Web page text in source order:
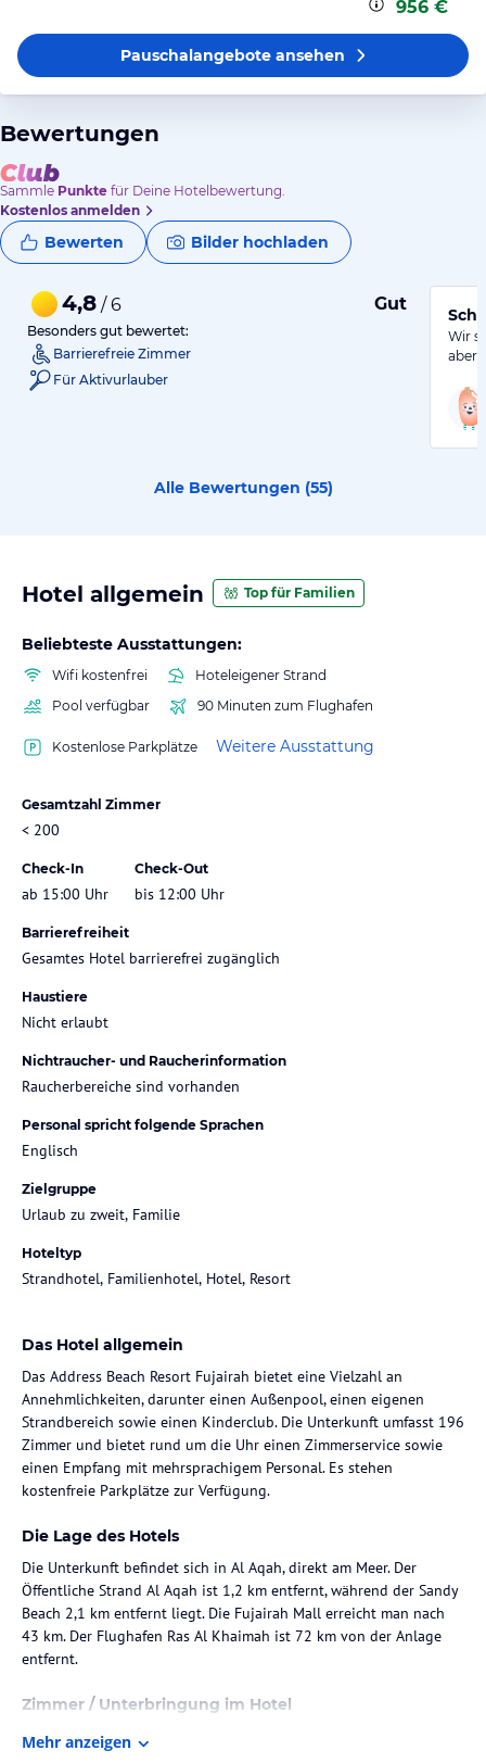
956 €
Pauschalangeboteansehen
Bewertungen
Sammle Punkte für Deine Hotelbewertung.
Kostenlos anmelden
Bewerten Bilder hochladen
4,8 / 6 Gut
Besonders gut bewertet:
Barrierefreie Zimmer
Für Aktivurlauber
Wir
aber
Alle Bewertungen (55)
Hotel allgemein Top für Familien
Beliebteste Ausstattungen:
Wifi kostenfrei
Hoteleigener Strand
Pool verfügbar
90 Minuten zum Flughafen
Kostenlose Parkplätze Weitere Ausstattung
Gesamtzahl Zimmer
< 200
Check-In
ab 15:00 Uhr
Check-Out
bis 12:00 Uhr
Barrierefreiheit
Gesamtes Hotel barrierefrei zugänglich
Haustiere
Nicht erlaubt
Nichtraucher- und Raucherinformation
Raucherbereiche sind vorhanden
Personal spricht folgende Sprachen
Englisch
Zielgruppe
Urlaub zu zweit, Familie
Hoteltyp
Strandhotel, Familienhotel, Hotel, Resort
Das Hotel allgemein
Das Address Beach Resort Fujairah bietet eine Vielzahl an
Annehmlichkeiten, darunter einen Außenpool, einen eigenen
Strandbereich sowie einen Kinderclub. Die Unterkunft umfasst 196
Zimmer und bietet rund um die Uhr einen Zimmerservice sowie
einen Empfang mit mehrsprachigem Personal. Es stehen
kostenfreie Parkplätze zur Verfügung.
Die Lage des Hotels
Die Unterkunft befindet sich in Al Aqah, direkt am Meer. Der
Öffentliche Strand Al Aqah ist 1,2 km entfernt, während der Sandy
Beach 2,1 km entfernt liegt. Die Fujairah Mall erreicht man nach
43 km. Der Flughafen Ras Al Khaimah ist 72 km von der Anlage
entfernt.
Zimmer / Unterbringung im Hotel
Die Zimmer im Address Beach Resort Fujairah sind mit
Mehr anzeigen